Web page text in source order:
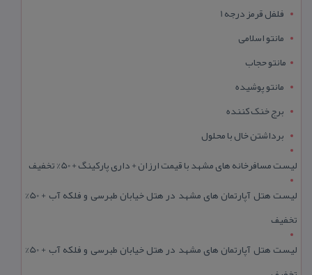
فلفل قرمز درجه 1
مانتو اسلامی
مانتو حجاب
مانتو پوشیده
برج خنک کننده
برداشتن خال با محلول
لیست مسافرخانه های مشهد با قیمت ارزان + داری پارکینگ + 50% تخفیف
لیست هتل آپارتمان های مشهد در هتل خیابان طبرسی و فلکه آب + 50%
تخفیف
لیست هتل آپارتمان های مشهد در هتل خیابان طبرسی و فلکه آب + 50%